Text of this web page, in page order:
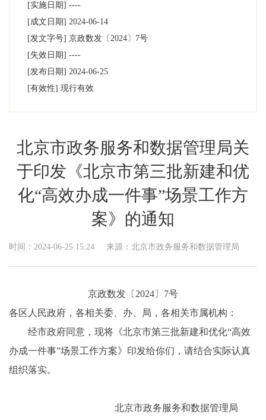
[实施日期] ----
[成文日期] 2024-06-14
[发文字号] 京政数发 〔2024〕 7号
[失效日期] ----
[发布日期] 2024-06-25
[有效性] 现行有效
北京市政务服务和数据管理局关
于印发《北京市第三批新建和优
化“高效办成一件事”场景工作方
案》的通知
时间：2024-06-25 15:24 来源：北京市政务服务和数据管理局
京政数发〔2024〕7号
各区人民政府，各相关委、办、局，各相关市属机构：
经市政府同意，现将《北京市第三批新建和优化“高效
办成一件事”场景工作方案》印发给你们，请结合实际认真
组织落实。
北京市政务服务和数据管理局